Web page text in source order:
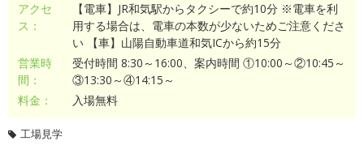
アクセ
ス：
【電車】JR和気駅からタクシーで約10分 ※電車を利
用する場合は、電車の本数が少ないためご注意くださ
い 【車】山陽自動車道和気ICから約15分
営業時
間：
受付時間 8:30～16:00、案内時間 ①10:00～②10:45～
③13:30～④14:15～
料金：
入場無料
工場見学